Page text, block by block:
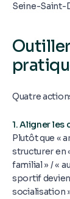
Seine-Saint-
Quatre
1. Aligner les
Plutôt que «
structurer en
familial » / «
sportif
socialisation